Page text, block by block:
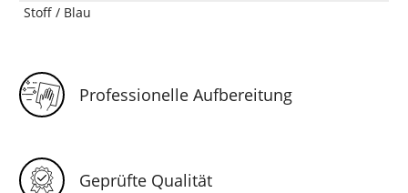
Stoff / Blau
Professionelle Aufbereitung
Geprüfte Qualität